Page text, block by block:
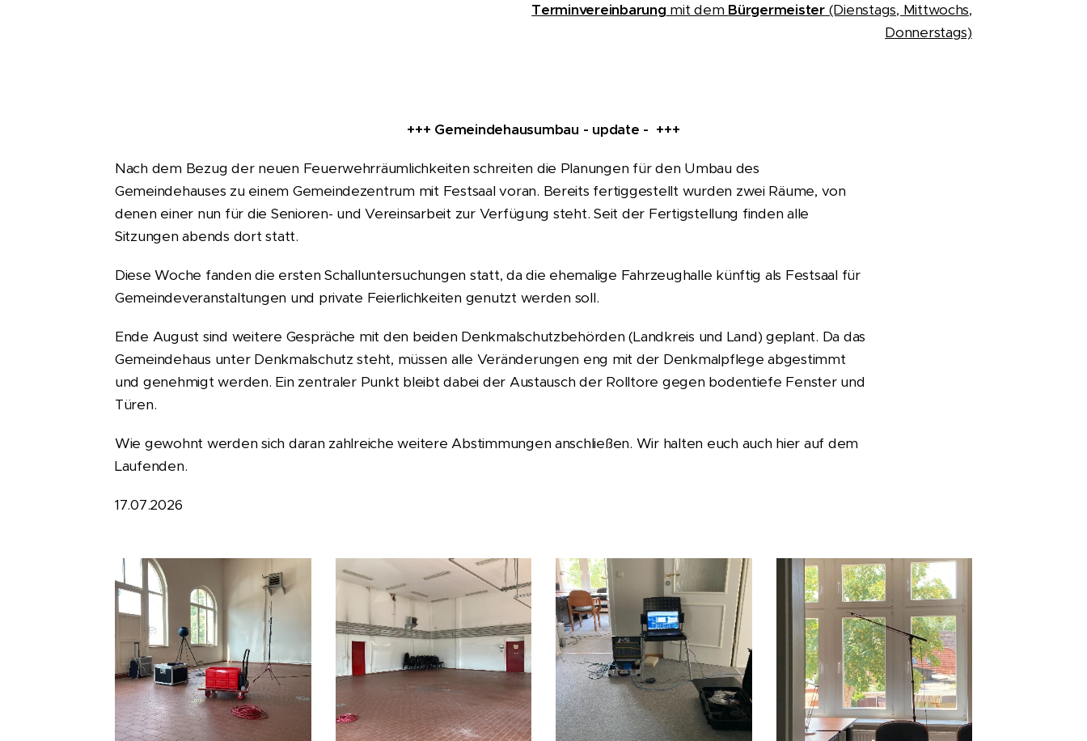
Terminvereinbarung mit dem Bürgermeister(Dienstags, Mittwochs,
Donnerstags)
+++ Gemeindehausumbau - update - +++
Nach dem Bezug der neuen Feuerwehrräumlichkeiten schreiten die Planungen für den Umbau des
Gemeindehauses zu einem Gemeindezentrum mit Festsaal voran. Bereits fertiggestellt wurden zwei Räume, von
denen einer nun für die Senioren- und Vereinsarbeit zur Verfügung steht. Seit der Fertigstellung finden alle
Sitzungen abends dort statt.
Diese Woche fanden die ersten Schalluntersuchungen statt, da die ehemalige Fahrzeughalle künftig als Festsaal für
Gemeindeveranstaltungen und private Feierlichkeiten genutzt werden soll.
Ende August sind weitere Gespräche mit den beiden Denkmalschutzbehörden (Landkreis und Land) geplant. Da das
Gemeindehaus unter Denkmalschutz steht, müssen alle Veränderungen eng mit der Denkmalpflege abgestimmt
und genehmigt werden. Ein zentraler Punkt bleibt dabei der Austausch der Rolltore gegen bodentiefe Fenster und
Türen.
Wie gewohnt werden sich daran zahlreiche weitere Abstimmungen anschließen. Wir halten euch auch hier auf dem
Laufenden.
17.07.2026